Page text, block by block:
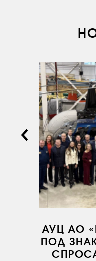
ДОКУМЕНТЫ
КОМПАНИИ
АВИАПАРК
СЕРВИС
ИНФРАСТРУКТУРА
ОБУЧЕНИЕ
ИНСТРУКТОРЫ
ПРОДАЖА
НОВОСТИАУЦ АО
ПОД